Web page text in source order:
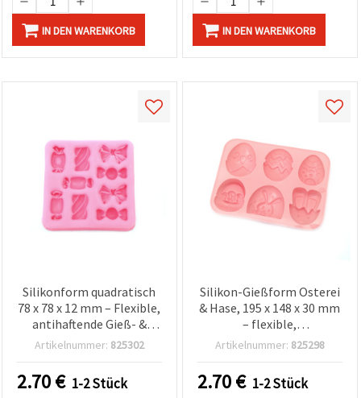
IN DEN WARENKORB IN DEN WARENKORB
Silikonform quadratisch
78 x 78 x 12 mm – Flexible,
antihaftende Gieß- &
Backform für Bonbons,
Epoxidharz & Seife
Artikelnummer: 825302
2.70€ 1-2 Stück
Silikon-Gießform Osterei
& Hase, 195 x 148 x 30 mm
– flexible,
wiederverwendbare Form
Resin/Epoxidharz, Ton,
Gips & Seifengießen
Artikelnummer: 825298
2.70€ 1-2 Stück